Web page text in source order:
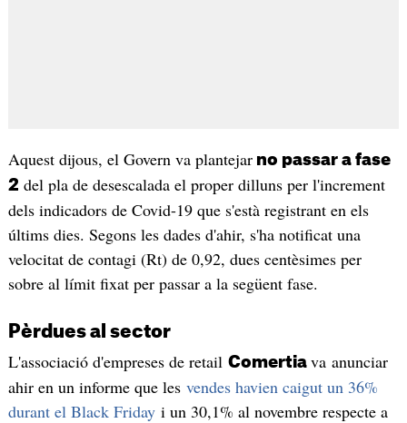
Aquest dijous, el Govern va plantejarno passar a fase
2 del pla de desescalada el proper dilluns per l'increment
dels indicadors de Covid-19 que s'està registrant en els
últims dies. Segons les dades d'ahir, s'ha notificat una
velocitat de contagi (Rt) de 0,92, dues centèsimes per
sobre al límit fixat per passar a la següent fase.
Pèrdues al sector
L'associació d'empreses de retail Comertia va anunciar
ahir en un informe que les vendes havien caigut un 36%
durant el Black Fridayi un 30,1% al novembre respecte a